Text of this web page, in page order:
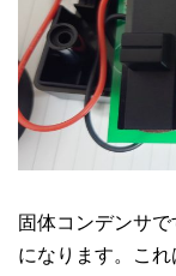
固体コンデンサ
になります。これ